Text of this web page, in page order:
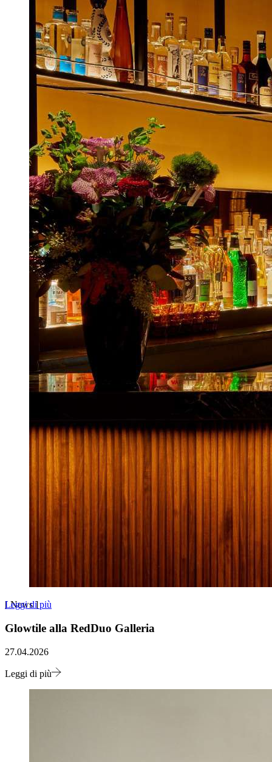
Leggi di più
[News]
Glowtile alla RedDuo Galleria
27.04.2026
Leggi di più